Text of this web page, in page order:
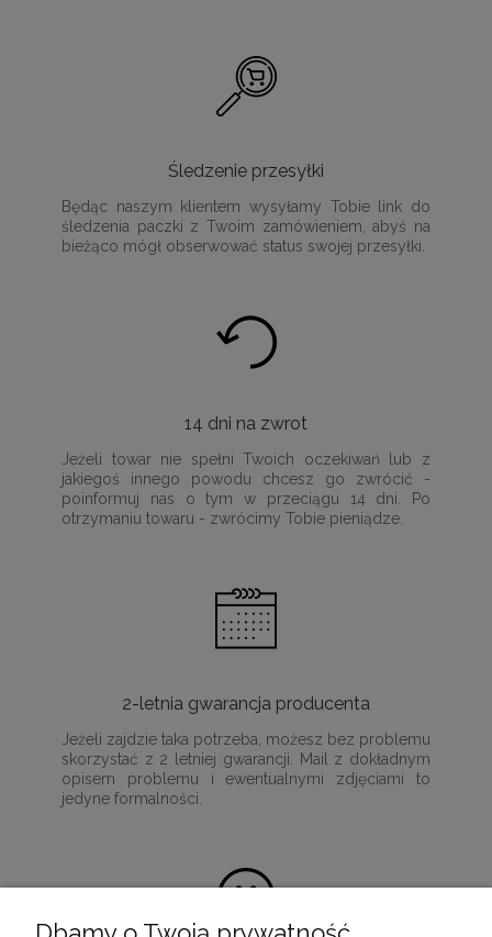
Śledzenie przesyłki
Będąc naszym klientem wysyłamy Tobie link do
śledzenia paczki z Twoim zamówieniem, abyś na
bieżąco mógł obserwować status swojej przesyłki.
14 dni na zwrot
Jeżeli towar nie spełni Twoich oczekiwań lub z
jakiegoś innego powodu chcesz go zwrócić -
poinformuj nas o tym w przeciągu 14 dni. Po
otrzymaniu towaru - zwrócimy Tobie pieniądze.
2-letnia gwarancja producenta
Jeżeli zajdzie taka potrzeba, możesz bez problemu
skorzystać z 2 letniej gwarancji. Mail z dokładnym
opisem problemu i ewentualnymi zdjęciami to
jedyne formalności.